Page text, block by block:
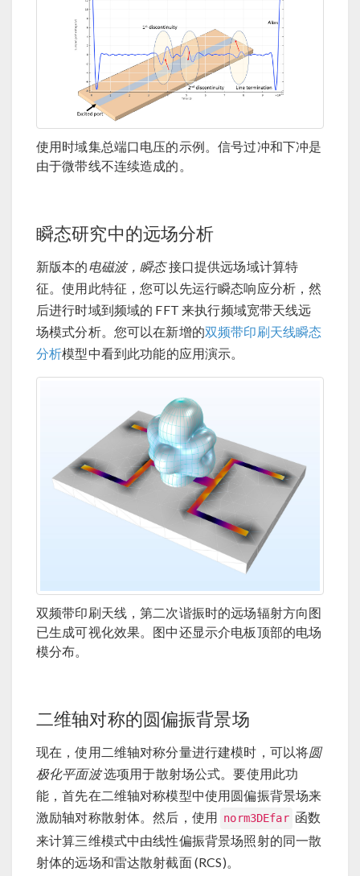
使用时域集总端口电压的示例。信号过冲和下冲是
由于微带线不连续造成的。
瞬态研究中的远场分析
新版本的电磁波，瞬态接口提供远场域计算特
征。使用此特征，您可以先运行瞬态响应分析，然
后进行时域到频域的 FFT 来执行频域宽带天线远
场模式分析。您可以在新增的双频带印刷天线瞬态
分析模型中看到此功能的应用演示。
双频带印刷天线，第二次谐振时的远场辐射方向图
已生成可视化效果。图中还显示介电板顶部的电场
模分布。
二维轴对称的圆偏振背景场
现在，使用二维轴对称分量进行建模时，可以将圆
极化平面波选项用于散射场公式。要使用此功
能，首先在二维轴对称模型中使用圆偏振背景场来
激励轴对称散射体。然后，使用 norm3DEfar 函数
来计算三维模式中由线性偏振背景场照射的同一散
射体的远场和雷达散射截面 (RCS)。